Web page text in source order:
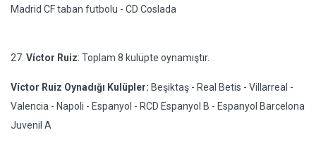
Madrid CF taban futbolu - CD Coslada
27. Víctor Ruiz: Toplam 8 kulüpte oynamıştır.
Víctor Ruiz Oynadığı Kulüpler: Beşiktaş - Real Betis - Villarreal -
Valencia - Napoli - Espanyol - RCD Espanyol B - Espanyol Barcelona
Juvenil A